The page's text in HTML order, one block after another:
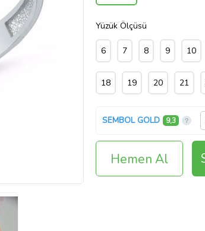
Yüzük Ölçüsü
6 7 8 9 10
18 19 20 21
SEMBOL GOLD 9,3
Hemen Al